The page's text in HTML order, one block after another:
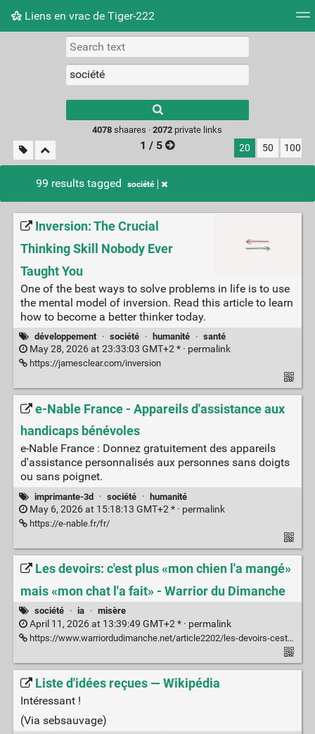
Liens en vrac de Tiger-222
Picture wall
results.
4078 shaares ·2072 private links
1 / 5 20 50 100
99 results tagged société
Inversion: The Crucial
Thinking Skill Nobody Ever
Taught You
One of the best ways to solve problems in life is to use
the mental model of inversion. Read this article to learn
how to become a better thinker today.
développement · société · humanité · santé
May 28, 2026 at 23:33:03 GMT+2 * · permalink
https://jamesclear.com/inversion
e-Nable France - Appareils d'assistance aux
handicaps bénévoles
e-Nable France : Donnez gratuitement des appareils
d'assistance personnalisés aux personnes sans doigts
ou sans poignet.
imprimante-3d · société · humanité
May 6, 2026 at 15:18:13 GMT+2 * · permalink
https://e-nable.fr/fr/
Les devoirs: c'est plus «mon chien l'a mangé»
mais «mon chat l'a fait» - Warrior du Dimanche
société · ia · misère
April 11, 2026 at 13:39:49 GMT+2 * · permalink
https://www.warriordudimanche.net/article2202/les-devoirs-cest-plus-mon-chien-la-mange-mais-mon-chat-la-fait
Liste d'idées reçues — Wikipédia
Intéressant !
(Via sebsauvage)